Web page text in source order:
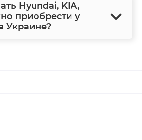
Hyundai, KIA,
приобрести у
Украине?